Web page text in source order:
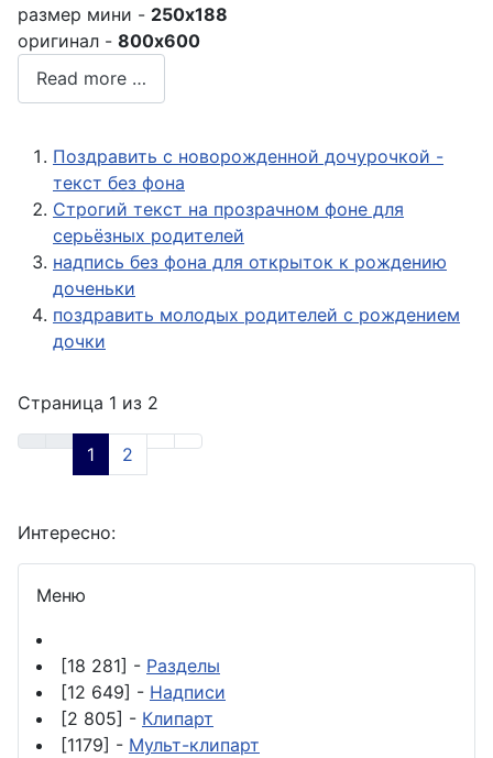
размер мини - 250x188
оригинал - 800x600
Read more …
Поздравить с новорожденной дочурочкой -
текст без фона
Строгий текст на прозрачном фоне для
серьёзных родителей
надпись без фона для открыток к рождению
доченьки
поздравить молодых родителей с рождением
дочки
Страница 1 из 2
1 2
Интересно:
Меню
[18 281] - Разделы
[12 649] - Надписи
[2 805] - Клипарт
[1179] - Мульт-клипарт